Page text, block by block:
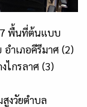
7 พื้นที่ต้นแบบ
ำเภอคีรีมาศ (2)
ไกรลาศ (3)
งวัยตำบล